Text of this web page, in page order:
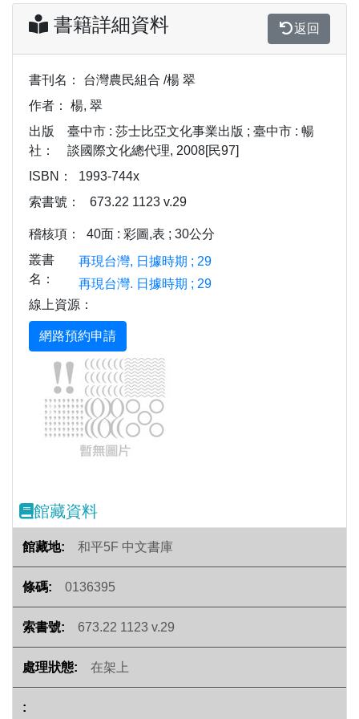
書籍詳細資料 返回
書刊名：
台灣農民組合 /楊 翠
作者：
楊, 翠
出版
社：
臺中市 : 莎士比亞文化事業出版 ; 臺中市 : 暢
談國際文化總代理, 2008[民97]
ISBN：
1993-744x
索書號：
673.22 1123 v.29
稽核項：
40面 : 彩圖,表 ; 30公分
叢書
名：
再現台灣, 日據時期 ; 29
再現台灣. 日據時期 ; 29
線上資源：
Previous
館藏資料
和平5F 中文書庫
0136395
673.22 1123 v.29
在架上